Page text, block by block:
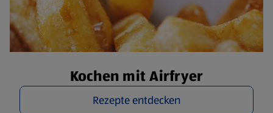
Kochen mit Airfryer
Rezepte entdecken